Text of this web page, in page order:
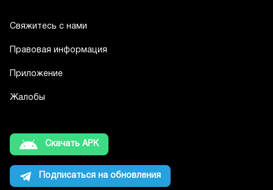
Свяжитесь с нами
Правовая информация
Приложение
Жалобы
Скачать APK
Подписаться на обновления